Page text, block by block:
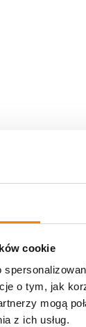
cookie
o tym, jak
mogą
z ich usług.